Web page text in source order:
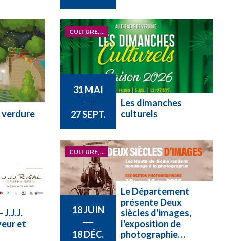
CULTURE, ...
31 MAI
27 SEPT.
Les dimanches
culturels
J.J.J.
et
CULTURE, ...
18 JUIN
18 DÉC.
Le Département
présente Deux
siècles d'images,
l'exposition de
photographie…